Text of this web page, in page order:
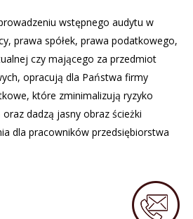
wstępnego audytu w
prawa spółek, prawa podatkowego,
czy mającego za przedmiot
opracują dla Państwa firmy
które zminimalizują ryzyko
oraz dadzą jasny obraz ścieżki
dla pracowników przedsiębiorstwa